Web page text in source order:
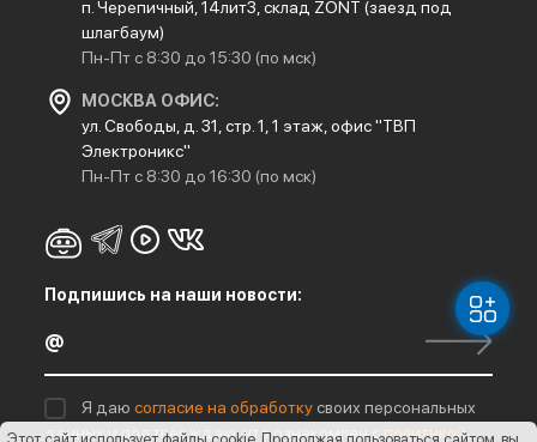
п. Черепичный, 14лит3, склад ZONT (заезд под
шлагбаум)
Пн-Пт с 8:30 до 15:30 (по мск)
МОСКВА ОФИС:
ул. Свободы, д. 31, стр. 1, 1 этаж, офис "ТВП
Электроникс"
Пн-Пт с 8:30 до 16:30 (по мск)
Подпишись на наши новости:
Я даю согласие на обработку своих персональных
данных и подтверждаю, что ознакомлен сполитикой